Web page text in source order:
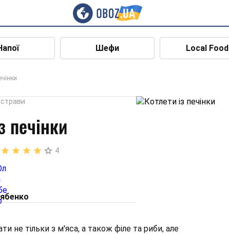
Шефи Local Food
печінки
4
не тільки з м'яса, а також філе та риби, але